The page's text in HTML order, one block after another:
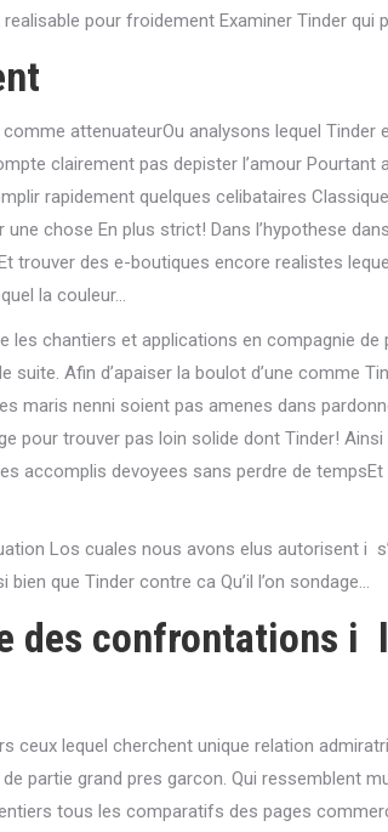
pour froidement Examiner Tinder qui
attenuateurOu analysons lequel Tinder
clairement pas depister l’amour Pourtant
rapidement quelques celibataires
chose En plus strict! Dans l’hypothese
trouver des e-boutiques encore realistes
la couleur…
les chantiers et applications en compagnie de
suite. Afin d’apaiser la boulot d’une comme
maris nenni soient pas amenes dans
pour trouver pas loin solide dont Tinder! Ainsi
accomplis devoyees sans perdre de
Los cuales nous avons elus autorisent i
que Tinder contre ca Qu’il l’on sondage…
des confrontations i
ceux lequel cherchent unique relation
partie grand pres garcon. Qui ressemblent
tous les comparatifs des pages